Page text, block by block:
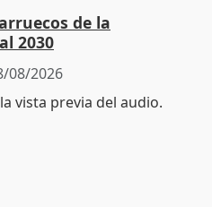
de la
2030
08/2026